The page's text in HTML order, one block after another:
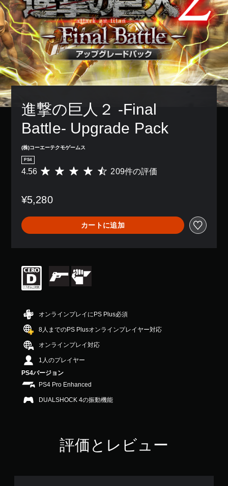
進撃の巨人２ -Final
Battle- Upgrade Pack
(株)コーエーテクモゲームス
PS4
評
は
0
9
、
価
は
5
階
中
の
6
で
す
4.56 209件の評価
¥5,280
カートに追加
オンラインプレイにPS Plus必須
8人までのPS Plusオンラインプレイヤー対応
オンラインプレイ対応
1人のプレイヤー
PS4バージョン
PS4 Pro Enhanced
DUALSHOCK 4の振動機能
評価とレビュー